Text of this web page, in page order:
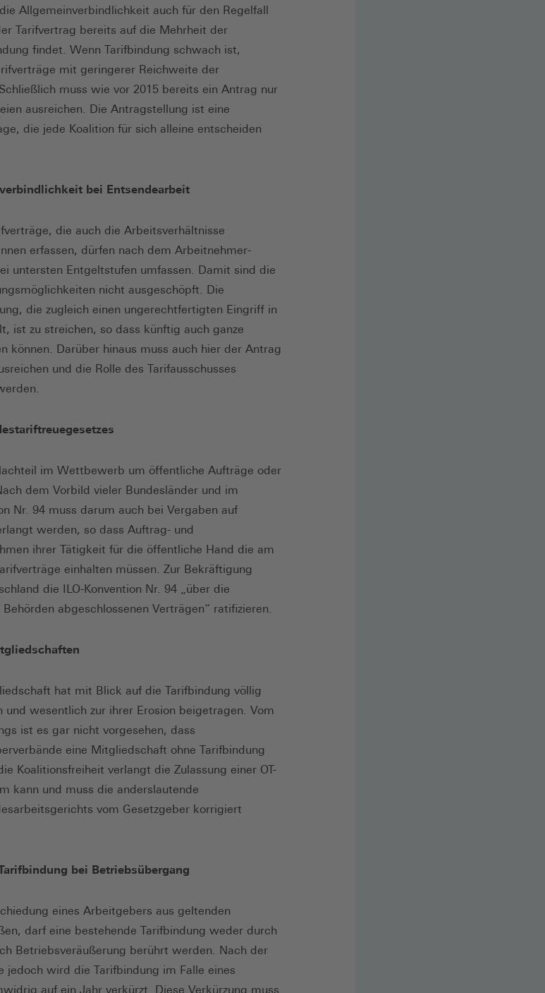
Allgemeinverbindlichkeit auch für den Regelfall
Tarifvertrag bereits auf die Mehrheit der
findet. Wenn Tarifbindung schwach ist,
mit geringerer Reichweite der
muss wie vor 2015 bereits ein Antrag nur
ausreichen. Die Antragstellung ist eine
die jede Koalition für sich alleine entscheiden
bei Entsendearbeit
die auch die Arbeitsverhältnisse
erfassen, dürfen nach dem Arbeitnehmer-
untersten Entgeltstufen umfassen. Damit sind die
nicht ausgeschöpft. Die
die zugleich einen ungerechtfertigten Eingriff in
ist zu streichen, so dass künftig auch ganze
können. Darüber hinaus muss auch hier der Antrag
und die Rolle des Tarifausschusses
im Wettbewerb um öffentliche Aufträge oder
dem Vorbild vieler Bundesländer und im
Nr. 94 muss darum auch bei Vergaben auf
werden, so dass Auftrag- und
ihrer Tätigkeit für die öffentliche Hand die am
einhalten müssen. Zur Bekräftigung
die ILO-Konvention Nr. 94 „über die
abgeschlossenen Verträgen“ ratifizieren.
hat mit Blick auf die Tarifbindung völlig
und wesentlich zur ihrer Erosion beigetragen. Vom
ist es gar nicht vorgesehen, dass
eine Mitgliedschaft ohne Tarifbindung
Koalitionsfreiheit verlangt die Zulassung einer OT-
kann und muss die anderslautende
vom Gesetzgeber korrigiert
bei Betriebsübergang
eines Arbeitgebers aus geltenden
darf eine bestehende Tarifbindung weder durch
Betriebsveräußerung berührt werden. Nach der
jedoch wird die Tarifbindung im Falle eines
auf ein Jahr verkürzt. Diese Verkürzung muss